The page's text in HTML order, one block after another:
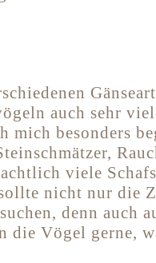
auch sehr
mich besonders
viele
nicht nur die
denn auch
die Vögel gerne,